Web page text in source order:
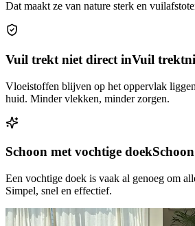
Dat maakt ze van nature sterk en
Vuil trekt niet direct inVuil trekt
Vloeistoffen blijven op het oppervlak
huid. Minder vlekken, minder zorgen.
Schoon met vochtige doek
Een vochtige doek is vaak al genoeg om
Simpel, snel en effectief.